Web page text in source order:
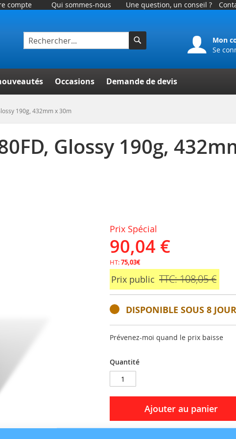
compte Qui sommes-nous Une question, un conseil ?
Mon
Se
Occasions Demande de devis
190g, 432mm x 30m
Glossy 190g,
Prix Spécial
90,04 €
HT:75,03€
Prix public TTC: 108,05 €
DISPONIBLE SOUS 8
Prévenez-moi quand le prix baisse
Quantité
Ajouter au panier